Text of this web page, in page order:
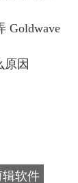
Goldwave
原因
软件